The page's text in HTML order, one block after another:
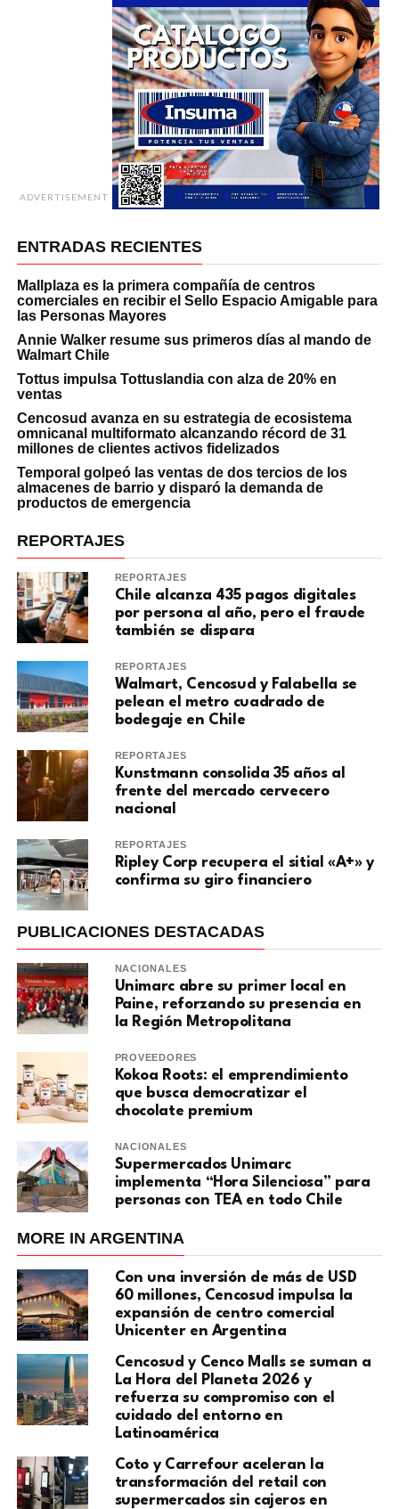
ADVERTISEMENT
ENTRADAS RECIENTES
Mallplaza es la primera compañía de centros
comerciales en recibir el Sello Espacio Amigable para
las Personas Mayores
Annie Walker resume sus primeros días al mando de
Walmart Chile
Tottus impulsa Tottuslandia con alza de 20% en
ventas
Cencosud avanza en su estrategia de ecosistema
omnicanal multiformato alcanzando récord de 31
millones de clientes activos fidelizados
Temporal golpeó las ventas de dos tercios de los
almacenes de barrio y disparó la demanda de
productos de emergencia
REPORTAJES
REPORTAJES
Chile alcanza 435 pagos digitales
por persona al año, pero el fraude
también se dispara
REPORTAJES
Walmart, Cencosud y Falabella se
pelean el metro cuadrado de
bodegaje en Chile
REPORTAJES
Kunstmann consolida 35 años al
frente del mercado cervecero
nacional
REPORTAJES
Ripley Corp recupera el sitial «A+» y
confirma su giro financiero
PUBLICACIONES DESTACADAS
NACIONALES
Unimarc abre su primer local en
Paine, reforzando su presencia en
la Región Metropolitana
PROVEEDORES
Kokoa Roots: el emprendimiento
que busca democratizar el
chocolate premium
NACIONALES
Supermercados Unimarc
implementa “Hora Silenciosa” para
personas con TEA en todo Chile
MORE IN ARGENTINA
Con una inversión de más de USD
60 millones, Cencosud impulsa la
expansión de centro comercial
Unicenter en Argentina
Cencosud y Cenco Malls se suman a
La Hora del Planeta 2026 y
refuerza su compromiso con el
cuidado del entorno en
Latinoamérica
Coto y Carrefour aceleran la
transformación del retail con
supermercados sin cajeros en